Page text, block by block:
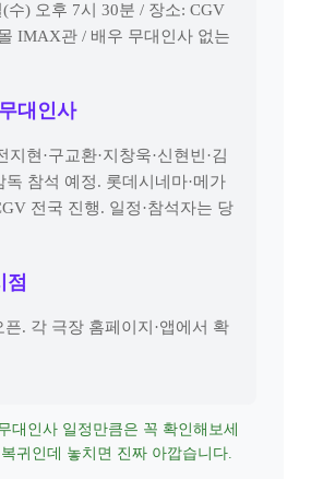
수) 오후 7시 30분 / 장소: CGV
IMAX관 / 배우 무대인사 없는
대인사
지현·구교환·지창욱·신현빈·김
독 참석 예정. 롯데시네마·메가
전국 진행. 일정·참석자는 당
점
. 각 극장 홈페이지·앱에서 확
대인사 일정만큼은 꼭 확인해보세
귀인데 놓치면 진짜 아깝습니다.